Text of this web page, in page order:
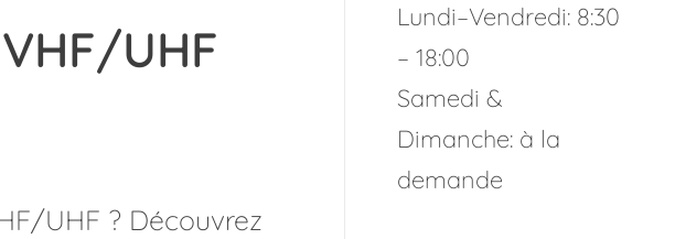
UHF
UHF ? Découvrez
Lundi–Vendredi: 8:30
– 18:00
Samedi &
Dimanche: à la
demande